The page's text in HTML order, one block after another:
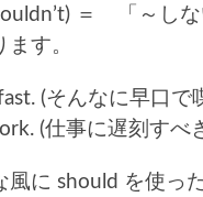
＝ 「～し
す。
(そんなに早口で
(仕事に遅刻すべ
風に should を使っ